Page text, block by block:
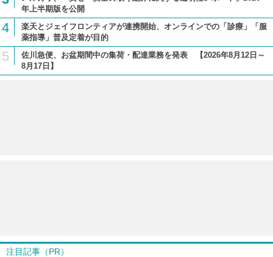
年上半期版を公開
4
楽天とジェイフロンティアが連携開始、オンラインでの「診療」「服
薬指導」普及定着が目的
5
佐川急便、お盆期間中の集荷・配達業務を発表 【2026年8月12日～
8月17日】
注目記事（PR）